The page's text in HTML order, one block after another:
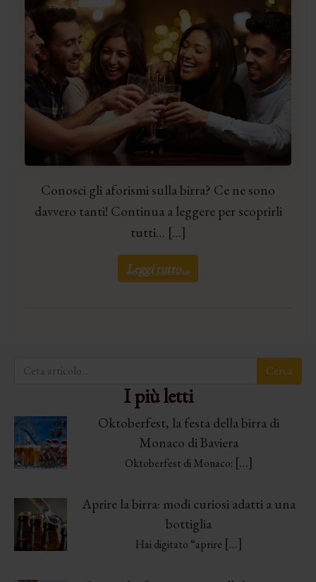
Conosci gli aforismi sulla birra? Ce ne sono
davvero tanti! Continua a leggere per scoprirli
tutti… […]
Leggi tutto…
I più letti
Oktoberfest, la festa della birra di
Monaco di Baviera
Oktoberfest di Monaco: […]
Aprire la birra: modi curiosi adatti a una
bottiglia
Hai digitato “aprire […]